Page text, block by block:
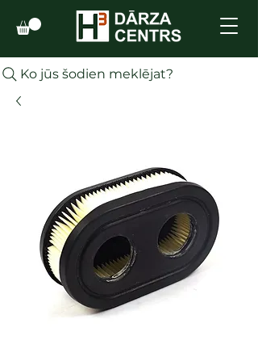
Ko jūs šodien meklējat?